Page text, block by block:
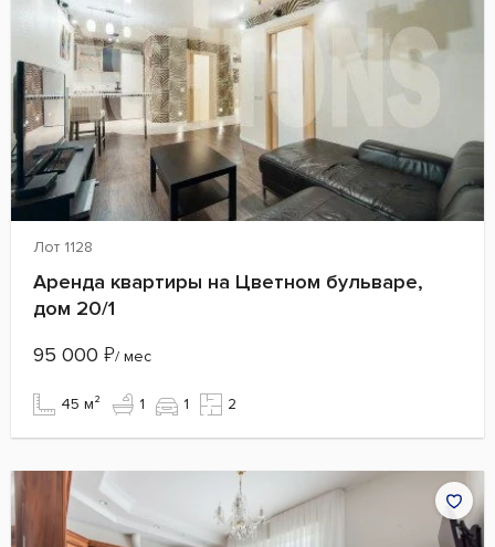
Лот 1128
Аренда квартиры на Цветном бульваре,
дом 20/1
95 000 ₽/ мес
45 м² 1 1 2